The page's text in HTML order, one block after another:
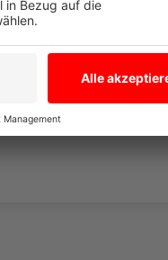
anzusehen.
Mehr
byUsercentrics